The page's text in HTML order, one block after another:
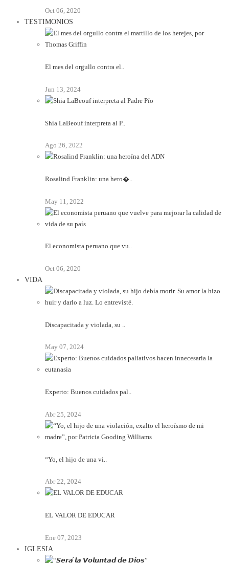
Oct 06, 2020
TESTIMONIOS
El mes del orgullo contra el..
Jun 13, 2024
Shia LaBeouf interpreta al P..
Ago 26, 2022
Rosalind Franklin: una hero�..
May 11, 2022
El economista peruano que vu..
Oct 06, 2020
VIDA
Discapacitada y violada, su ..
May 07, 2024
Experto: Buenos cuidados pal..
Abr 25, 2024
“Yo, el hijo de una vi..
Abr 22, 2024
EL VALOR DE EDUCAR
Ene 07, 2023
IGLESIA